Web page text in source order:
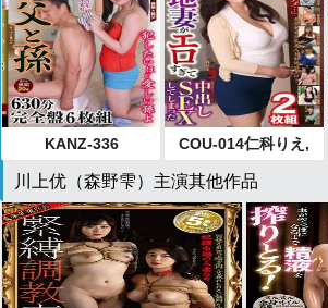
KANZ-336
COU-014仁科りえ,
里美まゆ,真木今日
子,松永雪子,葵百合
香,真宮あや,夜空奈
歩,さかい由布,日向
うみ
川上优（森野雫）主演其他作品